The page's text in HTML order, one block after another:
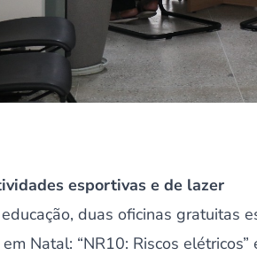
esportivas e de lazer
duas oficinas gratuitas
Natal: “NR10: Riscos